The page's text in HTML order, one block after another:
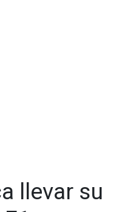
@CadenaNoticias
| Telegram:
llevar su